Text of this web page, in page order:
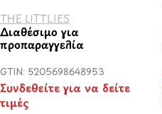
THE LITTLIES
Διαθέσιμο για
προπαραγγελία
GTIN: 5205698648953
Συνδεθείτε για να δείτε
τιμές